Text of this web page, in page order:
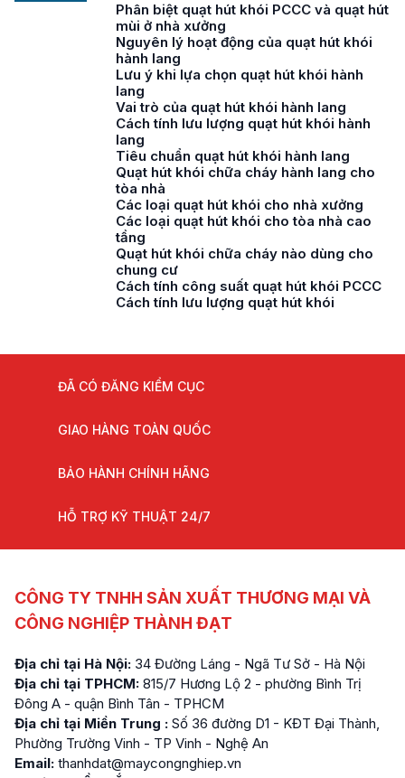
Phân biệt quạt hút khói PCCC và quạt hút
mùi ở nhà xưởng
Nguyên lý hoạt động của quạt hút khói
hành lang
Lưu ý khi lựa chọn quạt hút khói hành
lang
Vai trò của quạt hút khói hành lang
Cách tính lưu lượng quạt hút khói hành
lang
Tiêu chuẩn quạt hút khói hành lang
Quạt hút khói chữa cháy hành lang cho
tòa nhà
Các loại quạt hút khói cho nhà xưởng
Các loại quạt hút khói cho tòa nhà cao
tầng
Quạt hút khói chữa cháy nào dùng cho
chung cư
Cách tính công suất quạt hút khói PCCC
Cách tính lưu lượng quạt hút khói
ĐÃ CÓ ĐĂNG KIỂM CỤC
GIAO HÀNG TOÀN QUỐC
BẢO HÀNH CHÍNH HÃNG
HỖ TRỢ KỸ THUẬT 24/7
CÔNG TY TNHH SẢN XUẤT THƯƠNG MẠI VÀ
CÔNG NGHIỆP THÀNH ĐẠT
Địa chỉ tại Hà Nội: 34 Đường Láng - Ngã Tư Sở - Hà Nội
Địa chỉ tại TPHCM: 815/7 Hương Lộ 2 - phường Bình Trị
Đông A - quận Bình Tân - TPHCM
Địa chỉ tại Miền Trung : Số 36 đường D1 - KĐT Đại Thành,
Phường Trường Vinh - TP Vinh - Nghệ An
Email: thanhdat@maycongnghiep.vn